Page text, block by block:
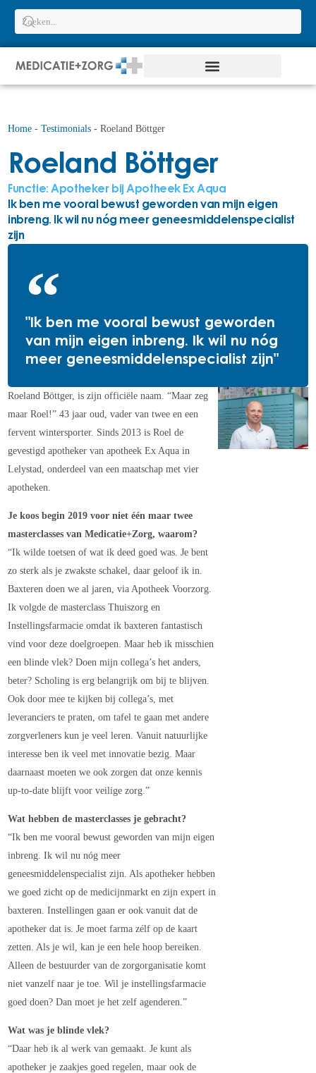
Home -Testimonials -Roeland Böttger
Roeland Böttger
Functie: Apotheker bij Apotheek Ex Aqua
Ik ben me vooral bewust geworden van mijn eigen
inbreng. Ik wil nu nóg meer geneesmiddelenspecialist
zijn
"Ik ben me vooral bewust geworden
van mijn eigen inbreng. Ik wil nu nóg
meer geneesmiddelenspecialist zijn"
Roeland Böttger, is zijn officiële naam. “Maar zeg
maar Roel!” 43 jaar oud, vader van twee en een
fervent wintersporter. Sinds 2013 is Roel de
gevestigd apotheker van apotheek Ex Aqua in
Lelystad, onderdeel van een maatschap met vier
apotheken.
Je koos begin 2019 voor niet één maar twee
masterclasses van Medicatie+Zorg, waarom?
“Ik wilde toetsen of wat ik deed goed was. Je bent
zo sterk als je zwakste schakel, daar geloof ik in.
Baxteren doen we al jaren, via Apotheek Voorzorg.
Ik volgde de masterclass Thuiszorg en
Instellingsfarmacie omdat ik baxteren fantastisch
vind voor deze doelgroepen. Maar heb ik misschien
een blinde vlek? Doen mijn collega’s het anders,
beter? Scholing is erg belangrijk om bij te blijven.
Ook door mee te kijken bij collega’s, met
leveranciers te praten, om tafel te gaan met andere
zorgverleners kun je veel leren. Vanuit natuurlijke
interesse ben ik veel met innovatie bezig. Maar
daarnaast moeten we ook zorgen dat onze kennis
up-to-date blijft voor veilige zorg.”
Wat hebben de masterclasses je gebracht?
“Ik ben me vooral bewust geworden van mijn eigen
inbreng. Ik wil nu nóg meer
geneesmiddelenspecialist zijn. Als apotheker hebben
we goed zicht op de medicijnmarkt en zijn expert in
baxteren. Instellingen gaan er ook vanuit dat de
apotheker dat is. Je moet farma zélf op de kaart
zetten. Als je wil, kan je een hele hoop bereiken.
Alleen de bestuurder van de zorgorganisatie komt
niet vanzelf naar je toe. Wil je instellingsfarmacie
goed doen? Dan moet je het zelf agenderen.”
Wat was je blinde vlek?
“Daar heb ik al werk van gemaakt. Je kunt als
apotheker je zaakjes goed regelen, maar ook de